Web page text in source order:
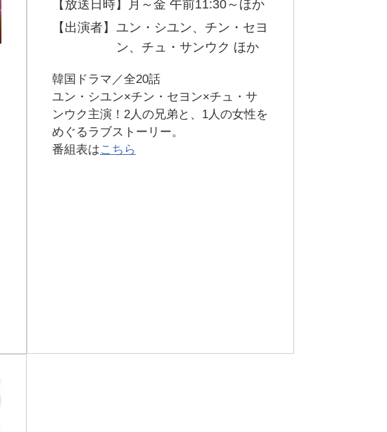
【放送日時】
月～金 午前11:30～ほか
【出演者】 ユン・シユン、チン・セヨ
ン、チュ・サンウク ほか
韓国ドラマ／全20話
ユン・シユン×チン・セヨン×チュ・サ
ンウク主演！2人の兄弟と、1人の女性を
めぐるラブストーリー。
番組表はこちら